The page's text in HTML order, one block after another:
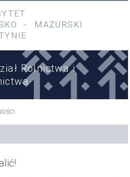
- MAZURSKI
Rolnictwa i